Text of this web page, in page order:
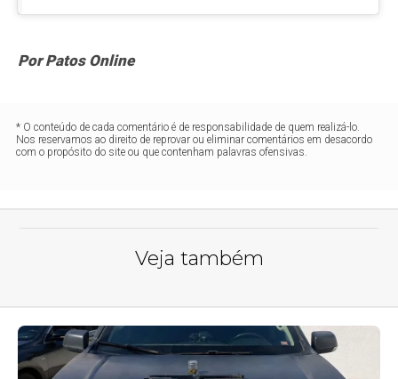
Por Patos Online
* O conteúdo de cada comentário é de responsabilidade de quem realizá-lo.
Nos reservamos ao direito de reprovar ou eliminar comentários em desacordo
com o propósito do site ou que contenham palavras ofensivas.
Veja também